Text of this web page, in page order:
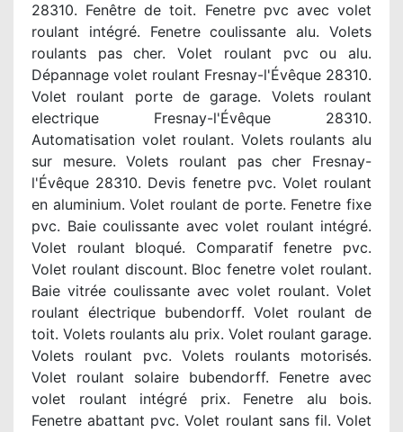
28310. Fenêtre de toit. Fenetre pvc avec volet
roulant intégré. Fenetre coulissante alu. Volets
roulants pas cher. Volet roulant pvc ou alu.
Dépannage volet roulant Fresnay-l'Évêque 28310.
Volet roulant porte de garage. Volets roulant
electrique Fresnay-l'Évêque 28310.
Automatisation volet roulant. Volets roulants alu
sur mesure. Volets roulant pas cher Fresnay-
l'Évêque 28310. Devis fenetre pvc. Volet roulant
en aluminium. Volet roulant de porte. Fenetre fixe
pvc. Baie coulissante avec volet roulant intégré.
Volet roulant bloqué. Comparatif fenetre pvc.
Volet roulant discount. Bloc fenetre volet roulant.
Baie vitrée coulissante avec volet roulant. Volet
roulant électrique bubendorff. Volet roulant de
toit. Volets roulants alu prix. Volet roulant garage.
Volets roulant pvc. Volets roulants motorisés.
Volet roulant solaire bubendorff. Fenetre avec
volet roulant intégré prix. Fenetre alu bois.
Fenetre abattant pvc. Volet roulant sans fil. Volet